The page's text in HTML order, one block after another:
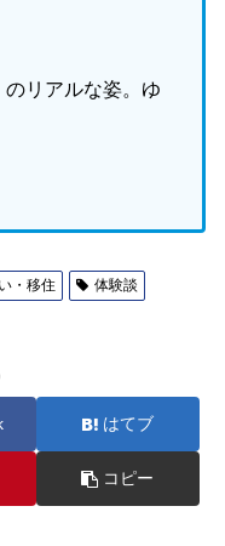
リアルな姿。ゆ
・移住
体験談
はてブ
コピー